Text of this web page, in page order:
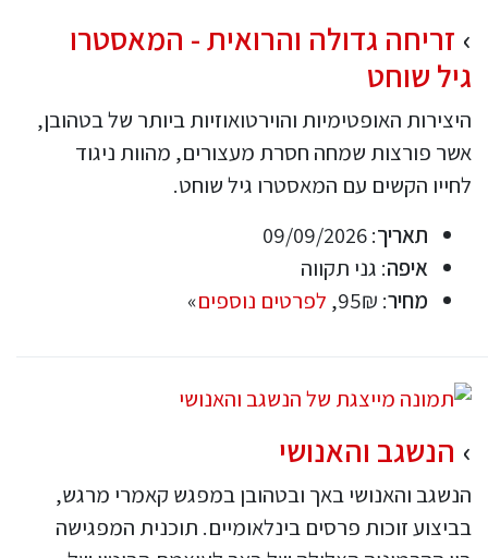
זריחה גדולה והרואית - המאסטרו
גיל שוחט
היצירות האופטימיות והוירטואוזיות ביותר של בטהובן,
אשר פורצות שמחה חסרת מעצורים, מהוות ניגוד
לחייו הקשים עם המאסטרו גיל שוחט.
תאריך: 09/09/2026
איפה: גני תקווה
מחיר: 95₪, לפרטים נוספים»
הנשגב והאנושי
הנשגב והאנושי באך ובטהובן במפגש קאמרי מרגש,
בביצוע זוכות פרסים בינלאומיים. תוכנית המפגישה